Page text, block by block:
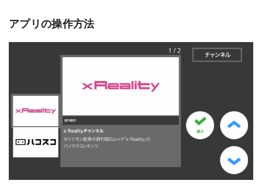
アプリの操作方法